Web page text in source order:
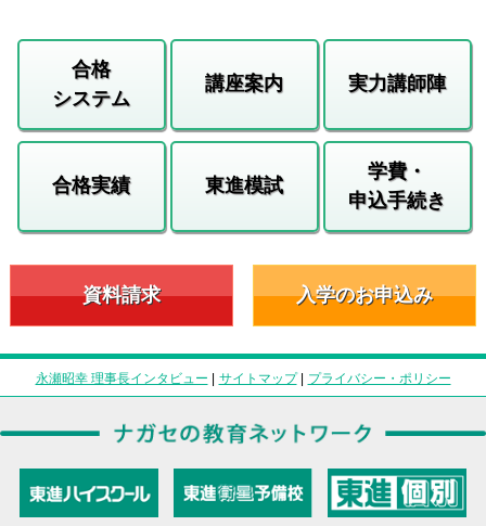
合格
システム
講座案内 実力講師陣
合格実績 東進模試
学費・
申込手続き
資料請求 入学のお申込み
永瀬昭幸 理事長インタビュー | サイトマップ| プライバシー・ポリシー